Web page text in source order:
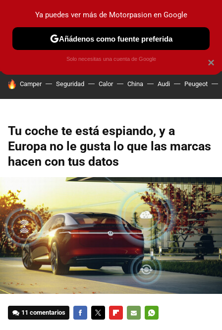
PRUEBAS COCHES ELÉCTRICOS OBSERVATORIO
HOY SE HABLA DE
Camper Seguridad Calor China Audi Peugeot
Tu coche te está espiando, y a
Europa no le gusta lo que las marcas
hacen con tus datos
11 comentarios
×
Ya puedes ver más de Motorpasion en Google
Añádenos como fuente preferida
Solo necesitas una cuenta de Google